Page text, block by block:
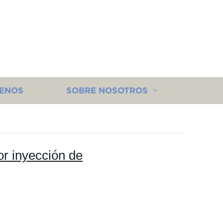
SOBRE NOSOTROS
inyección de